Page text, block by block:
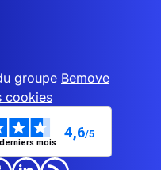
groupe Bemove
cookies
mois
4,6/5